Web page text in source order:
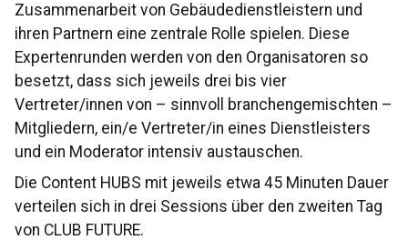
Zusammenarbeit von Gebäudedienstleistern und
ihren Partnern eine zentrale Rolle spielen. Diese
Expertenrunden werden von den Organisatoren so
besetzt, dass sich jeweils drei bis vier
Vertreter/innen von – sinnvoll branchengemischten –
Mitgliedern, ein/e Vertreter/in eines Dienstleisters
und ein Moderator intensiv austauschen.
Die Content HUBS mit jeweils etwa 45 Minuten Dauer
verteilen sich in drei Sessions über den zweiten Tag
von CLUB FUTURE.